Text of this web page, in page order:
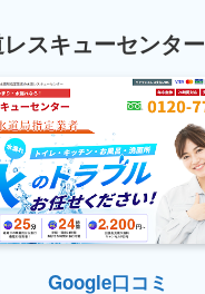
スキューセンター
Google口コミ